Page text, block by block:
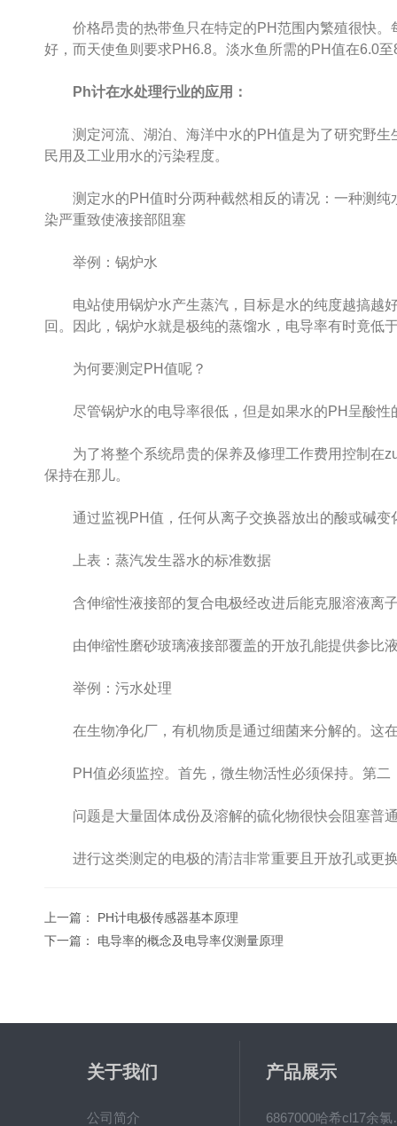
价格昂贵的热带鱼只在特定的PH范围内繁殖很快。
好，而天使鱼则要求PH6.8。淡水鱼所需的PH值在6.0
Ph计在水处理行业的应用：
测定河流、湖泊、海洋中水的PH值是为了研究野生
民用及工业用水的污染程度。
测定水的PH值时分两种截然相反的请况：一种测纯
染严重致使液接部阻塞
举例：锅炉水
电站使用锅炉水产生蒸汽，目标是水的纯度越搞越好
回。因此，锅炉水就是极纯的蒸馏水，电导率有时竟低
为何要测定PH值呢？
尽管锅炉水的电导率很低，但是如果水的PH呈酸性
为了将整个系统昂贵的保养及修理工作费用控制在
保持在那儿。
通过监视PH值，任何从离子交换器放出的酸或碱变
上表：蒸汽发生器水的标准数据
含伸缩性液接部的复合电极经改进后能克服溶液离
由伸缩性磨砂玻璃液接部覆盖的开放孔能提供参比
举例：污水处理
在生物净化厂，有机物质是通过细菌来分解的。这
PH值必须监控。首先，微生物活性必须保持。第二
问题是大量固体成份及溶解的硫化物很快会阻塞普
进行这类测定的电极的清洁非常重要且开放孔或更
上一篇： PH计电极传感器基本原理
下一篇： 电导率的概念及电导率仪测量原理
关于我们
公司简介
产品展示
6867000